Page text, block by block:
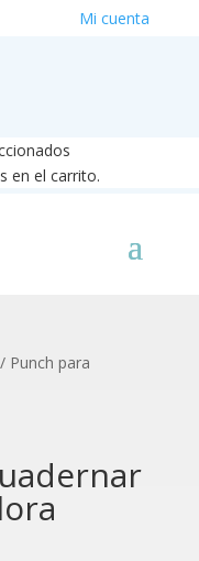
Mi cuenta
en el carrito.
/ Punch para